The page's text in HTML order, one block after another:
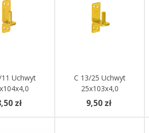
Koszyka
Uchwyt
zł
Dodaj Do Koszyka
C 13/25 Uchwyt
25x103x4,0
9,50 zł